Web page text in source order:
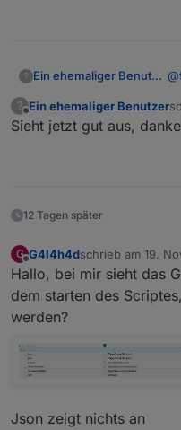
? Ein ehemaliger Benutzer @
?
Offline
Ein ehemaliger Benutzer
Sieht jetzt gut aus,
12 Tagen später
G
Offline
G4l4h4dschrieb am 19.
zuletzt editiert
Hallo, bei mir sieht das
dem starten des
werden?
Json zeigt nichts an